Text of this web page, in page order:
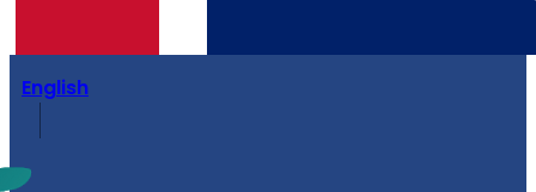
English